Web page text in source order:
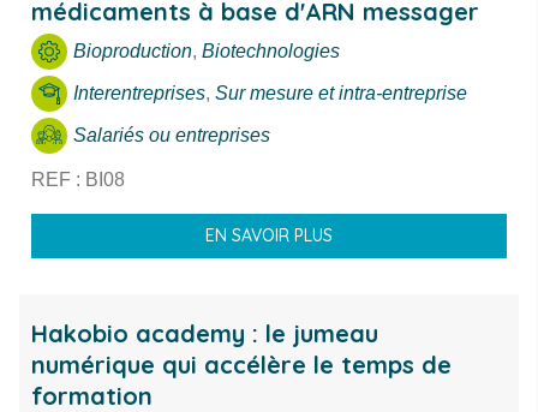
médicaments à base d'ARN messager
Bioproduction, Biotechnologies
Interentreprises, Sur mesure et intra-entreprise
Salariés ou entreprises
REF : BI08
EN SAVOIR PLUS
Hakobio academy : le jumeau
numérique qui accélère le temps de
formation